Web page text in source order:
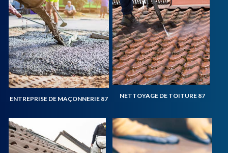
ENTREPRISE DE MAÇONNERIE 87 NETTOYAGE DE TOITURE 87